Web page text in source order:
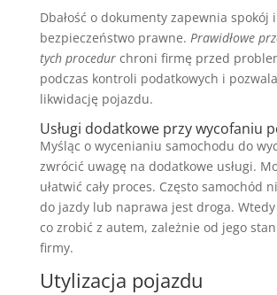
Dbałość o dokumenty zapewnia spokój i
bezpieczeństwo prawne. Prawidłowe
tych procedurchroni firmę przed
podczas kontroli podatkowych i
likwidację pojazdu.
Usługi dodatkowe przy wycofaniu
Myśląc o wycenianiu samochodu do
zwrócić uwagę na dodatkowe usługi.
ułatwić cały proces. Często samochód
do jazdy lub naprawa jest droga.
co zrobić z autem, zależnie od jego
firmy.
Utylizacja pojazdu